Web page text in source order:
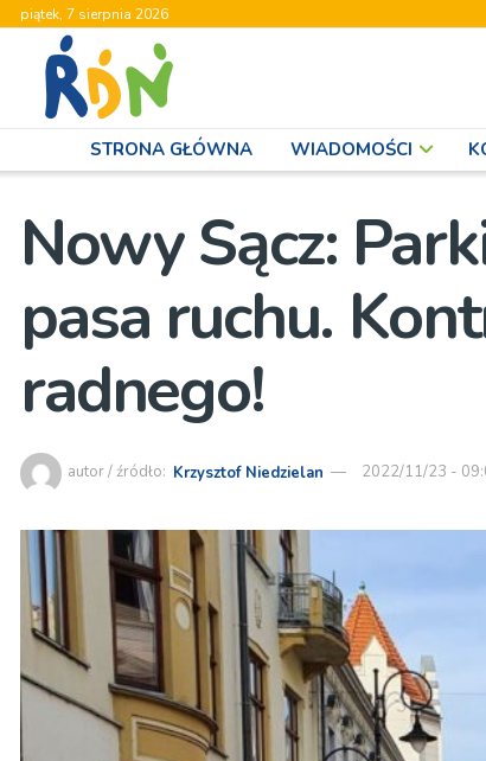
piątek, 7 sierpnia 2026
STRONA GŁÓWNA WIADOMOŚCI
Nowy Sącz:
pasa ruchu.
radnego!
autor / źródło: Krzysztof Niedzielan 2022/11/23 -